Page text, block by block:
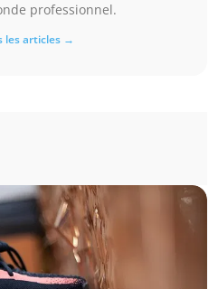
professionnel.
les articles →